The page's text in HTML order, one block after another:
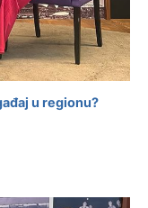
u regionu?